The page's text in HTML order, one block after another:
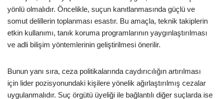
yönlü olmalıdır. Öncelikle, suçun kanıtlanmasında güçlü ve
somut delillerin toplanması esastır. Bu amaçla, teknik takiplerin
etkin kullanımı, tanık koruma programlarının yaygınlaştırılması
ve adli bilişim yöntemlerinin geliştirilmesi önerilir.
Bunun yanı sıra, ceza politikalarında caydırıcılığın artırılması
için lider pozisyonundaki kişilere yönelik ağırlaştırılmış cezalar
uygulanmalıdır. Suç örgütü üyeliği ile bağlantılı diğer suçlarda ise